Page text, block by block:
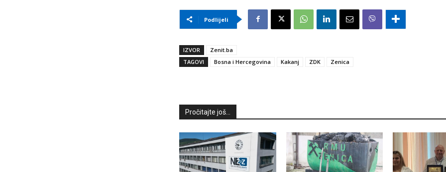
Podlijeli
IZVOR
Zenit.ba
TAGOVI
Bosna i Hercegovina Kakanj ZDK Zenica
Pročitajte još...